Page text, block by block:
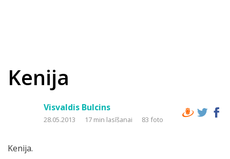
Kenija
Visvaldis Bulcins
28.05.2013 17 min lasīšanai 83 foto
Kenija.